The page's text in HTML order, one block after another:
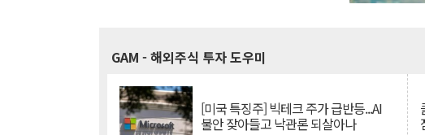
GAM - 해외주식 투자 도우미
[미국 특징주] 빅테크 주가 급반등...AI
불안 잦아들고 낙관론 되살아나